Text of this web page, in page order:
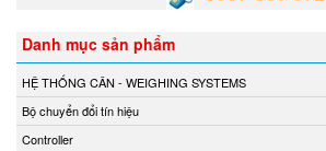
Danh mục sản phẩm
HỆ THỐNG CÂN - WEIGHING SYSTEMS
Bộ chuyển đổi tín hiệu
Controller